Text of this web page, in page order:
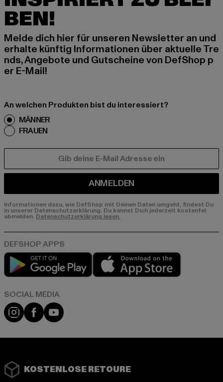
BEN!
Melde dich hier für unseren Newsletter an und
erhalte künftig Informationen über aktuelle Tre
nds, Angebote und Gutscheine von DefShop p
er E-Mail!
An welchen Produkten bist du interessiert?
MÄNNER
FRAUEN
ANMELDEN
Informationen dazu, wie DefShop mit Deinen Daten umgeht, findest Du
in unserer Datenschutzerklärung. Du kannst Dich jederzeit kostenfei
abmelden. Datenschutzerklärung lesen.
Play market
Instagram
FacebookYouTube
KOSTENLOSE RETOURE